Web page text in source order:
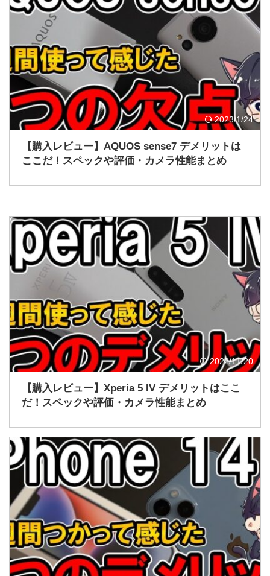
2023/1/24
【購入レビュー】AQUOS sense7 デメリットは
ここだ！スペックや評価・カメラ性能まとめ
2022/11/20
【購入レビュー】Xperia 5 IV デメリットはここ
だ！スペックや評価・カメラ性能まとめ